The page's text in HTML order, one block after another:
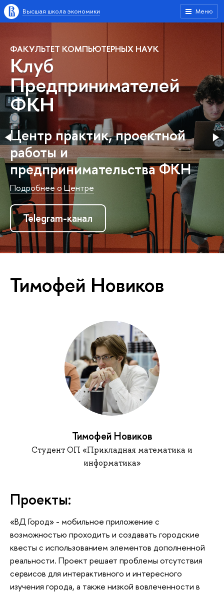
Меню
Высшая школа экономики
ФАКУЛЬТЕТ КОМПЬЮТЕРНЫХ НАУК
Клуб
Предпринимателей
ФКН
Центр практик, проектной
работы и
предпринимательства ФКН
Подробнее о Центре
Telegram-канал
Тимофей Новиков
Тимофей Новиков
Студент ОП «Прикладная математика и
информатика»
Проекты:
«ВД Город» - мобильное приложение с
возможностью проходить и создавать городские
квесты с использованием элементов дополненной
реальности. Проект решает проблемы отсутствия
сервисов для интерактивного и интересного
изучения города, а также низкой вовлеченности в